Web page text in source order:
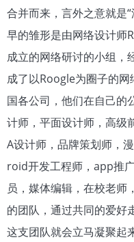
合并而来，言外之意就是
早的雏形是由网络设计师
成立的网络研讨的小组，
成了以Roogle为圈子的
国各公司，他们在自己的
计师，平面设计师，高级
A设计师，品牌策划师，
roid开发工程师，app推
员，媒体编辑，在校老师
的团队，通过共同的爱好
这支团队就会立马凝聚起